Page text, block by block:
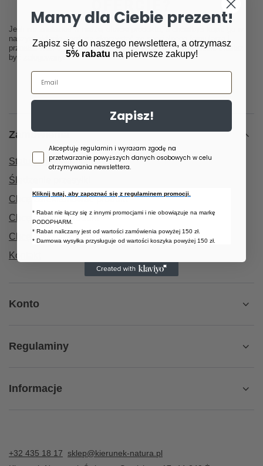
Jeśli nie znalazłeś w naszej ofercie produktu, a chciałbyś kupić go w
naszym sklepie, możesz skorzystać ze specjalnego formularza i
przesłać nam opis szukanego przedmiotu. Aby móc to zrobić musisz
być
Zamówienia
Status zamówienia
Śledzenie przesyłki
Chcę zareklamować produkt
Chcę zwrócić produkt
Chcę wymienić towar
Kontakt
Konto
Regulaminy
Informacje
+32 435 18 17 sklep@kierunek-natura.pl
Mamy dla Ciebie prezent!
Zapisz się do naszego newslettera, a otrzymasz
5% rabatu na pierwsze zakupy!
Email
Zapisz!
Zgoda newsletter
Akceptuję regulamin i wyrażam zgodę na
przetwarzanie powyższych danych osobowych w celu
otrzymywania newslettera.
Kliknij tutaj, aby zapoznać się z regulaminem promocji.
* Rabat nie łączy się z innymi promocjami i nie obowiązuje na markę
PODOPHARM.
* Rabat naliczany jest od wartości zamówienia powyżej 150 zł.
* Darmowa wysyłka przysługuje od wartości koszyka powyżej 150 zł.